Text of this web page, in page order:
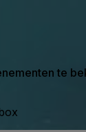
te